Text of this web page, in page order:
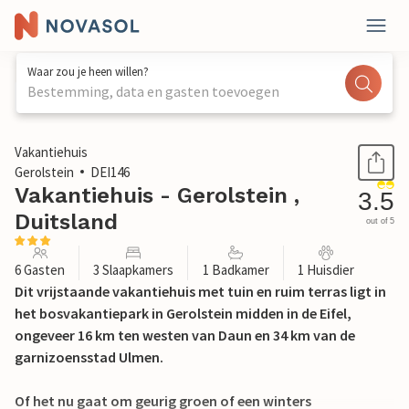
Waar zou je heen willen?
Bestemming, data en gasten toevoegen
1 / 45
Vakantiehuis
Gerolstein
DEI146
Vakantiehuis - Gerolstein ,
Duitsland
3.5
out of 5
6 Gasten 3 Slaapkamers 1 Badkamer 1 Huisdier
Dit vrijstaande vakantiehuis met tuin en ruim terras ligt in
het bosvakantiepark in Gerolstein midden in de Eifel,
ongeveer 16 km ten westen van Daun en 34 km van de
garnizoensstad Ulmen.
Of het nu gaat om geurig groen of een winters